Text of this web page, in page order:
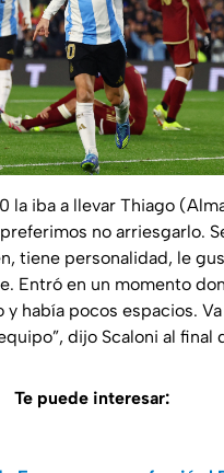
la iba a llevar Thiago
no arriesgarlo.
tiene personalidad, le
Entró en un momento
había pocos espacios.
dijo Scaloni al final
Te puede interesar: